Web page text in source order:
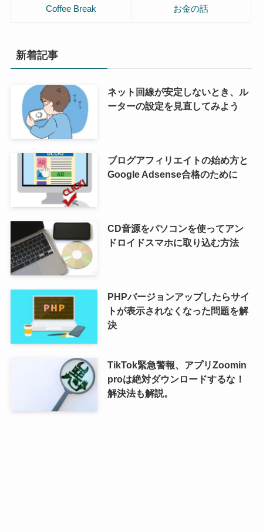
Coffee Break お金の話
新着記事
ネット回線が安定しないとき、ル
ーターの設定を見直してみよう
ブログアフィリエイトの始め方と
Google Adsense合格のために
CD音源をパソコンを使ってアン
ドロイドスマホに取り込む方法
PHPバージョンアップしたらサイ
トが表示されなくなった問題を解
決
TikTok緊急警報、アプリZoomin
proは絶対ダウンロードするな！
解決法も解説。